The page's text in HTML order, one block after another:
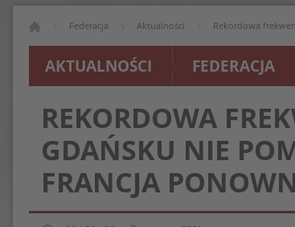
Federacja Aktualności Rekordowa
AKTUALNOŚCI FEDERACJA
REKORDOWA
GDAŃSKU NIE
FRANCJA